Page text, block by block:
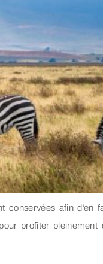
conservées afin d’en
profiter